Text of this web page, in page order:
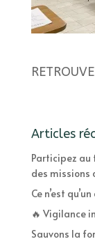
Articles
Participez au
des missions
Ce n’est
🔥 Vigilance
Sauvons la